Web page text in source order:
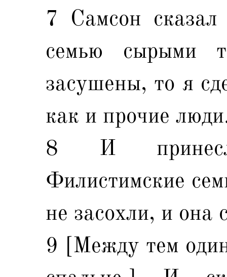
7 Самсон
семью сырыми
засушены, то я
как и прочие
8 И
Филистимские
не засохли, и она
9 [Между тем